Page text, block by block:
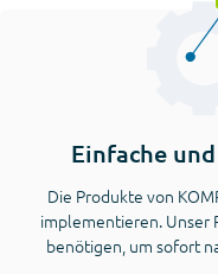
Einfache
Die Produkte von
implementieren. Unser
benötigen, um sofort